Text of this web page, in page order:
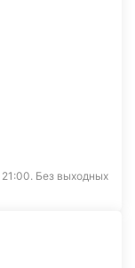
Без выходных